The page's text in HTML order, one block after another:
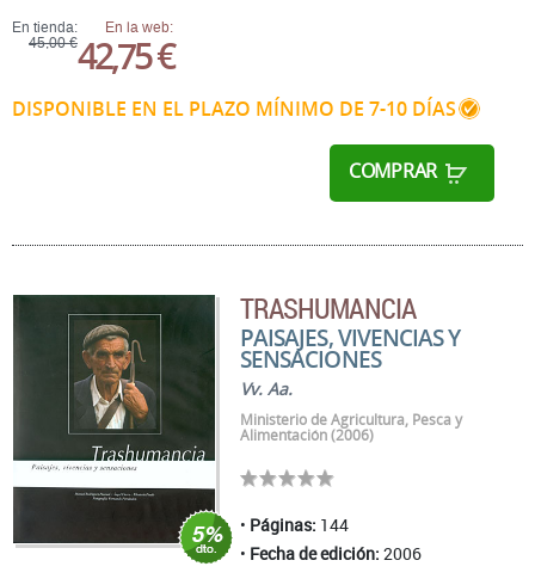
En tienda:
45,00 €
En la web:
42,75 €
DISPONIBLE EN EL PLAZO MÍNIMO DE 7-10 DÍAS
COMPRAR
TRASHUMANCIA
PAISAJES, VIVENCIAS Y
SENSACIONES
Vv. Aa.
Ministerio de Agricultura, Pesca y
Alimentación (2006)
Páginas: 144
Fecha de edición: 2006